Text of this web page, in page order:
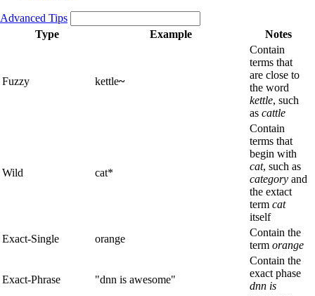
Advanced Tips
Type
Example Notes
Fuzzy kettle~
Contain
terms that
are close to
the word
kettle, such
as cattle
Wild cat*
Contain
terms that
begin with
cat, such as
category and
the extact
term cat
itself
Exact-Single
orange
Contain the
term orange
Exact-Phrase "dnn is awesome"
Contain the
exact phase
dnn is